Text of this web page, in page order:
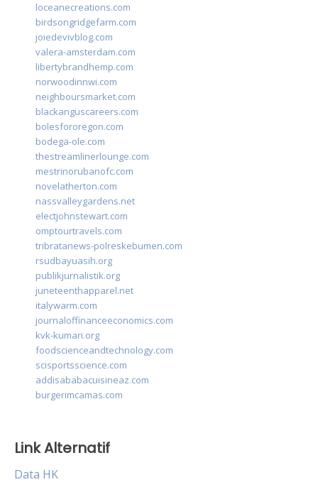
loceanecreations.com
birdsongridgefarm.com
joiedevivblog.com
valera-amsterdam.com
libertybrandhemp.com
norwoodinnwi.com
neighboursmarket.com
blackanguscareers.com
bolesfororegon.com
bodega-ole.com
thestreamlinerlounge.com
mestrinorubanofc.com
novelatherton.com
nassvalleygardens.net
electjohnstewart.com
omptourtravels.com
tribratanews-polreskebumen.com
rsudbayuasih.org
publikjurnalistik.org
juneteenthapparel.net
italywarm.com
journaloffinanceeconomics.com
kvk-kumari.org
foodscienceandtechnology.com
scisportsscience.com
addisababacuisineaz.com
burgerimcamas.com
Link Alternatif
Data HK